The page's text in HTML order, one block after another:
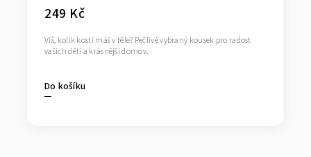
249 Kč
Do košíku
Víš, kolik kostí máš v těle? Pečlivě vybraný kousek pro radost
vašich dětí a krásnější domov.